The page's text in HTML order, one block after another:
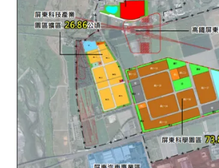
角度思考。「環島高鐵」、「花東快」
民口袋 只為平衡東西發展「環島高鐵」
限定為台灣高速鐵路由宜蘭站延伸至花
接至屏東縣六塊厝站。台灣高鐵於2019
到屏東六塊厝站；2021年再決議北部延
構。在「環島高鐵」審查文件中，以「